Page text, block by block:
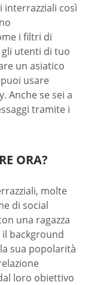
interrazziali così
i filtri di
utenti di tuo
un asiatico
usare
Anche se sei a
tramite i
ORA?
molte
di social
una ragazza
background
sua popolarità
loro obiettivo